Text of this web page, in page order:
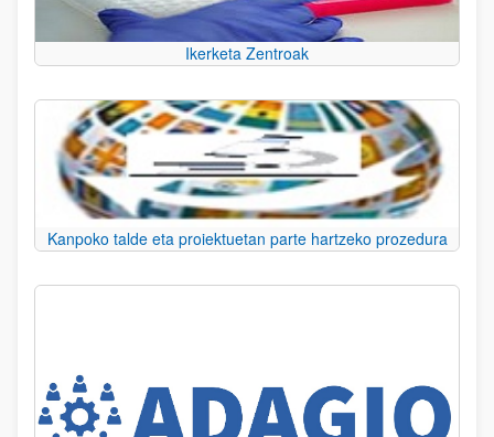
Ikerketa Zentroak
Kanpoko talde eta proiektuetan parte hartzeko prozedura